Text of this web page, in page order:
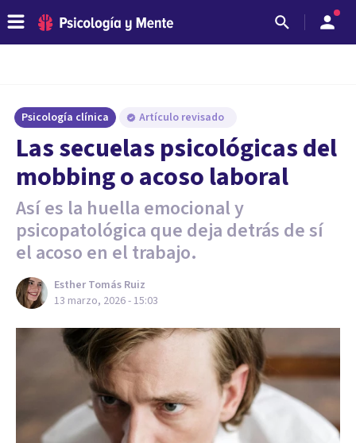
Psicología clínica Artículo revisado
Las secuelas psicológicas del
mobbing o acoso laboral
Así es la huella emocional y
psicopatológica que deja detrás de sí
el acoso en el trabajo.
Esther Tomás Ruiz
13 marzo, 2026 - 15:03